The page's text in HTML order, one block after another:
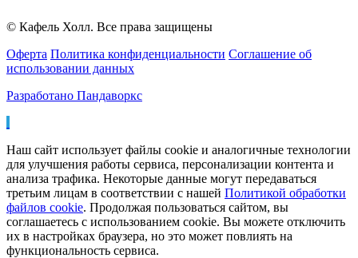
© Кафель Холл. Все права защищены
Оферта Политика конфиденциальности Соглашение об
использовании данных
Разработано Пандаворкс
Наш сайт использует файлы cookie и аналогичные технологии
для улучшения работы сервиса, персонализации контента и
анализа трафика. Некоторые данные могут передаваться
третьим лицам в соответствии с нашей Политикой обработки
файлов cookie. Продолжая пользоваться сайтом, вы
соглашаетесь с использованием cookie. Вы можете отключить
их в настройках браузера, но это может повлиять на
функциональность сервиса.